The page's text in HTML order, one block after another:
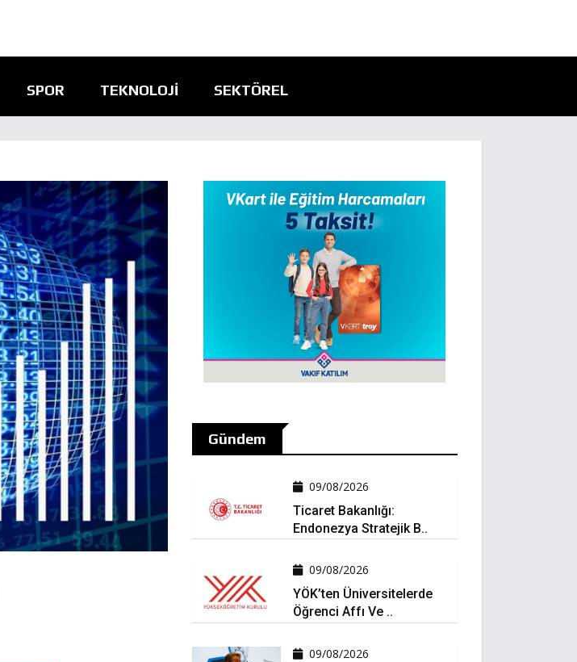
SPOR TEKNOLOJI SEKTÖREL
Gündem
09/08/2026
Ticaret Bakanlığı:
Endonezya Stratejik B..
09/08/2026
YÖK’ten Üniversitelerde
Öğrenci Affı Ve ..
09/08/2026